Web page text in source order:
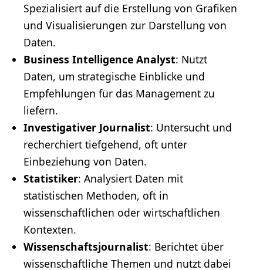
Spezialisiert auf die Erstellung von Grafiken
und Visualisierungen zur Darstellung von
Daten.
Business Intelligence Analyst: Nutzt
Daten, um strategische Einblicke und
Empfehlungen für das Management zu
liefern.
Investigativer Journalist: Untersucht und
recherchiert tiefgehend, oft unter
Einbeziehung von Daten.
Statistiker: Analysiert Daten mit
statistischen Methoden, oft in
wissenschaftlichen oder wirtschaftlichen
Kontexten.
Wissenschaftsjournalist: Berichtet über
wissenschaftliche Themen und nutzt dabei